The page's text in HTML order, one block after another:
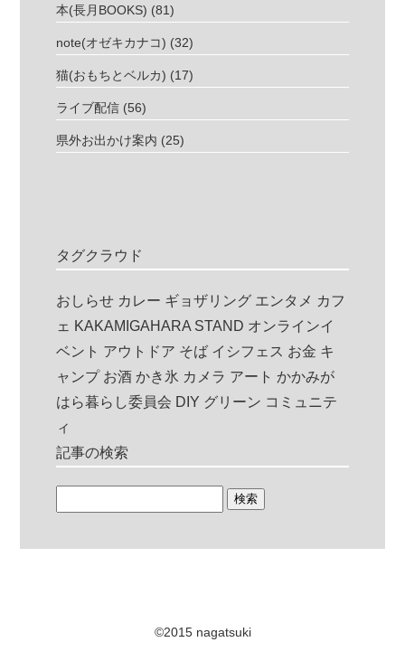
本(長月BOOKS) (81)
note(オゼキカナコ) (32)
猫(おもちとベルカ) (17)
ライブ配信 (56)
県外お出かけ案内 (25)
タグクラウド
おしらせ カレー ギョザリング エンタメ カフ
ェ KAKAMIGAHARA STAND オンラインイ
ベント アウトドア そば イシフェス お金 キ
ャンプ お酒 かき氷 カメラ アート かかみが
はら暮らし委員会 DIY グリーン コミュニテ
ィ
記事の検索
©2015 nagatsuki